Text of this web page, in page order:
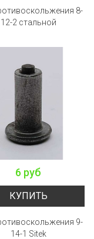
8-
12-2 стальной
6 руб
КУПИТЬ
9-
14-1 Sitek